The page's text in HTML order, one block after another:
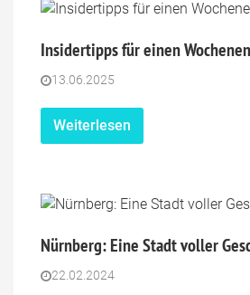
Insidertipps für einen
13.06.2025
Weiterlesen
Nürnberg: Eine Stadt voller
22.02.2024